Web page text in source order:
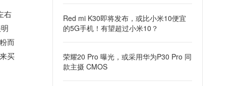
右
而
买
Red mi K30即将发布，或比小米10便宜
的5G手机！有望超过小米10？
荣耀20 Pro 曝光，或采用华为P30 Pro 同
款主摄 CMOS